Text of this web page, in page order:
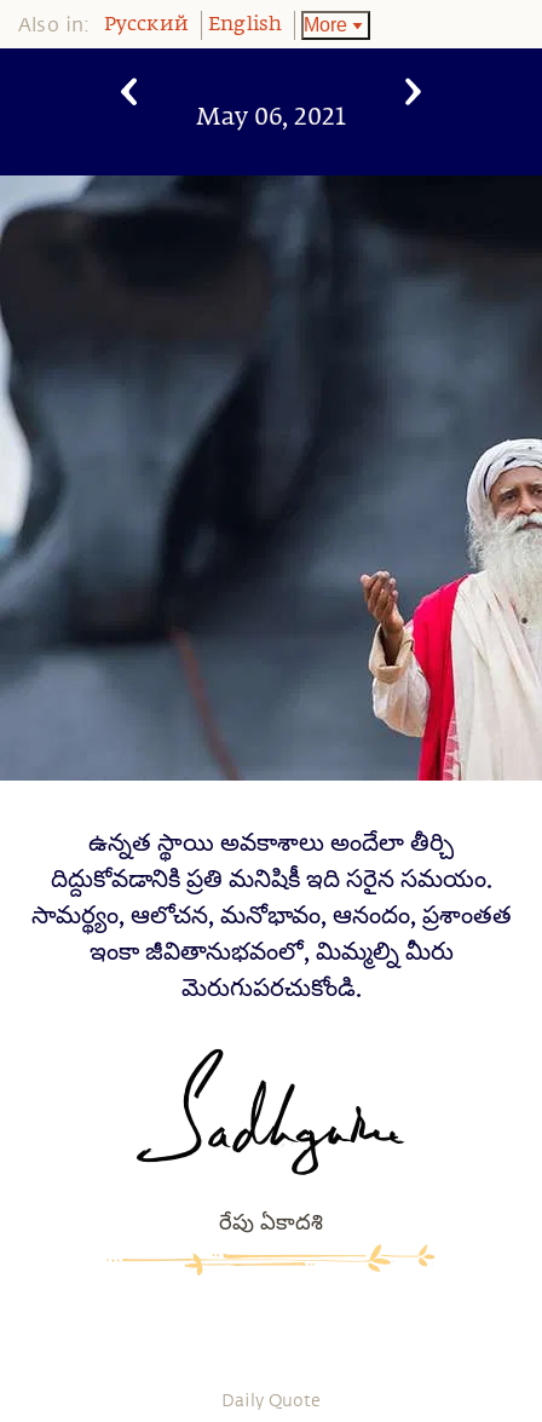
Also in: Pусский English More
May 06, 2021
ఉన్నత స్థాయి అవకాశాలు అందేలా తీర్చి
దిద్దుకోవడానికి ప్రతి మనిషికీ ఇది సరైన సమయం.
సామర్థ్యం, ఆలోచన, మనోభావం, ఆనందం, ప్రశాంతత
ఇంకా జీవితానుభవంలో, మిమ్మల్ని మీరు
మెరుగుపరచుకోండి.
రేపు ఏకాదశి
Daily Quote